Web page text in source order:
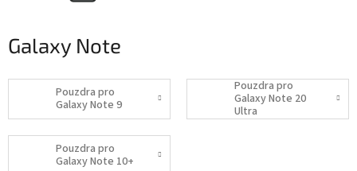
Galaxy Note
Pouzdra pro
Galaxy Note 9
Pouzdra pro
Galaxy Note 20
Ultra
Pouzdra pro
Galaxy Note 10+